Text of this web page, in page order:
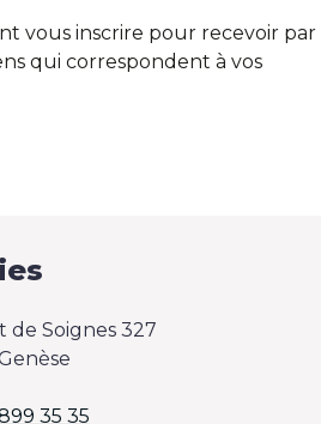
vous inscrire pour recevoir par
qui correspondent à vos
de Soignes 327
35 35